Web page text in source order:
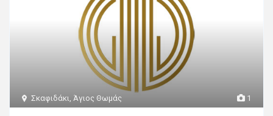
1
Σκαφιδάκι,Άγιος Θωμάς